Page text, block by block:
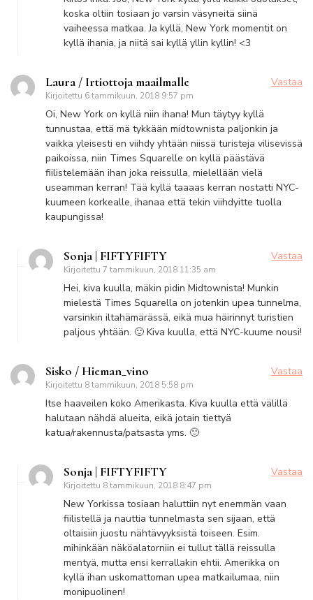
koska oltiin tosiaan jo varsin väsyneitä siinä
vaiheessa matkaa. Ja kyllä, New York momentit on
kyllä ihania, ja niitä sai kyllä yllin kyllin! <3
Laura / Irtiottoja maailmalle
Kirjoitettu 6 tammikuun, 2018 9:57 pm
Vastaa
Oi, New York on kyllä niin ihana! Mun täytyy kyllä
tunnustaa, että mä tykkään midtownista paljonkin ja
vaikka yleisesti en viihdy yhtään niissä turisteja vilisevissä
paikoissa, niin Times Squarelle on kyllä päästävä
fiilistelemään ihan joka reissulla, mielellään vielä
useamman kerran! Tää kyllä taaaas kerran nostatti NYC-
kuumeen korkealle, ihanaa että tekin viihdyitte tuolla
kaupungissa!
Sonja | FIFTYFIFTY
Kirjoitettu 7 tammikuun, 2018 11:35 am
Vastaa
Hei, kiva kuulla, mäkin pidin Midtownista! Munkin
mielestä Times Squarella on jotenkin upea tunnelma,
varsinkin iltahämärässä, eikä mua häirinnyt turistien
paljous yhtään. 🙂 Kiva kuulla, että NYC-kuume nousi!
Sisko / Hieman_vino
Kirjoitettu 8 tammikuun, 2018 5:58 pm
Vastaa
Itse haaveilen koko Amerikasta. Kiva kuulla että välillä
halutaan nähdä alueita, eikä jotain tiettyä
katua/rakennusta/patsasta yms. 🙂
Sonja | FIFTYFIFTY
Kirjoitettu 8 tammikuun, 2018 8:47 pm
Vastaa
New Yorkissa tosiaan haluttiin nyt enemmän vaan
fiilistellä ja nauttia tunnelmasta sen sijaan, että
oltaisiin juostu nähtävyyksistä toiseen. Esim.
mihinkään näköalatorniin ei tullut tällä reissulla
mentyä, mutta ensi kerrallakin ehtii. Amerikka on
kyllä ihan uskomattoman upea matkailumaa, niin
monipuolinen!